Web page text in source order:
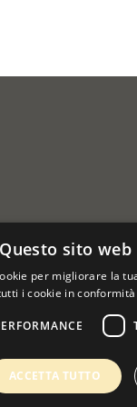
Questo sito
per migliorare la
i cookie in
ACCETTA TUTTO